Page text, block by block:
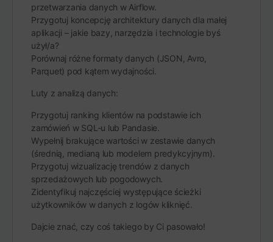
przetwarzania danych w Airflow.
Przygotuj koncepcję architektury danych dla małej
aplikacji – jakie bazy, narzędzia i technologie byś
użył/a?
Porównaj różne formaty danych (JSON, Avro,
Parquet) pod kątem wydajności.
Luty z analizą danych:
Przygotuj ranking klientów na podstawie ich
zamówień w SQL-u lub Pandasie.
Wypełnij brakujące wartości w zestawie danych
(średnią, medianą lub modelem predykcyjnym).
Przygotuj wizualizację trendów z danych
sprzedażowych lub pogodowych.
Zidentyfikuj najczęściej występujące ścieżki
użytkowników w danych z logów kliknięć.
Dajcie znać, czy coś takiego by Ci pasowało!